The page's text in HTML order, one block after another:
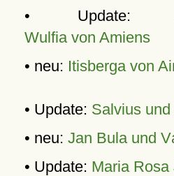
• Update:
Wulfia von Amiens
• neu: Itisberga von
• Update: Salvius
• neu: Jan Bula und
• Update: Maria